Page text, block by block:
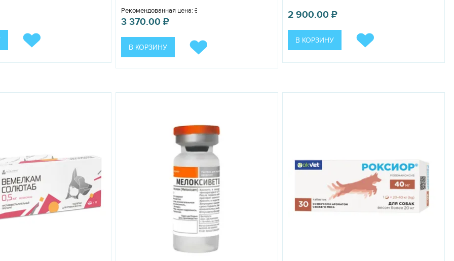
по истечении 10 дней клиническое улучшение не наступает, применение препарата прекращают.
чувствительностью к компонентам препарата могут наблюдаться расстройство желудочно-кишечного тракта,
меры, направленные на выведение лекарственного препарата из организма.
применении и отмене не установлено.
животным, щенкам моложе 3-месячного возраста.
препарата, так как это может привести к снижению терапевтической эффективности. В случае пропуска повторного
дозе.
побочных явлений и осложнений у животных, как правило, не наблюдается. У собак возможны желудочно-
симптомы проходят самопроизвольно и не требуют применения лекарственных средств. При индивидуальной повышенной
реакций, применение препарата прекращают и животному назначают антигистаминные и симптоматические средства.
Рекомендованная цена: 3 700.00
3 370.00₽
В КОРЗИНУ
2 900.00₽
В КОРЗИНУ